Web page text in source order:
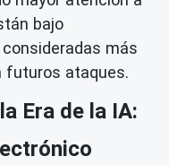
bajo
más
futuros ataques.
Era de la IA: